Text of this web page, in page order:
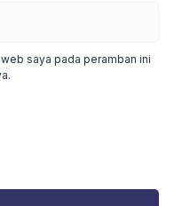
saya pada peramban ini